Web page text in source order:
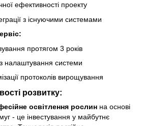
ефективності проекту
з існуючими системами
протягом 3 років
налаштування системи
протоколів вирощування
розвитку:
освітлення рослин на основі
- це інвестування у майбутнє